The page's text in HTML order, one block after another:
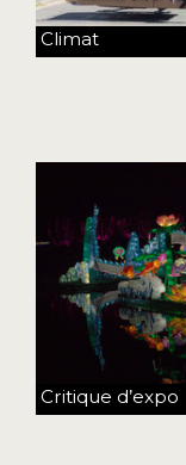
Climat
Critique d’expo